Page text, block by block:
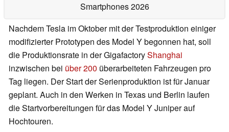
Smartphones 2026
Nachdem Tesla im Oktober mit der Testproduktion einiger
modifizierter Prototypen des Model Y begonnen hat, soll
die Produktionsrate in der GigafactoryShanghai
inzwischen bei über 200 überarbeiteten Fahrzeugen pro
Tag liegen. Der Start der Serienproduktion ist für Januar
geplant. Auch in den Werken in Texas und Berlin laufen
die Startvorbereitungen für das Model Y Juniper auf
Hochtouren.